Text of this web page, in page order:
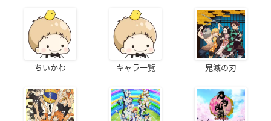
ちいかわ キャラ一覧 鬼滅の刃